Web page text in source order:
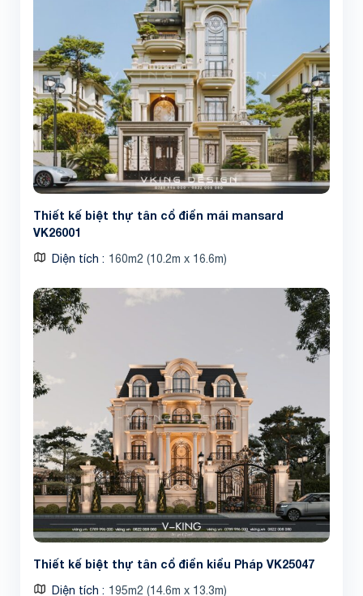
Thiết kế biệt thự tân cổ điển mái mansard
VK26001
Diện tích 160m2 (10.2m x 16.6m)
Thiết kế biệt thự tân cổ điển kiểu Pháp VK25047
Diện tích 195m2 (14.6m x 13.3m)